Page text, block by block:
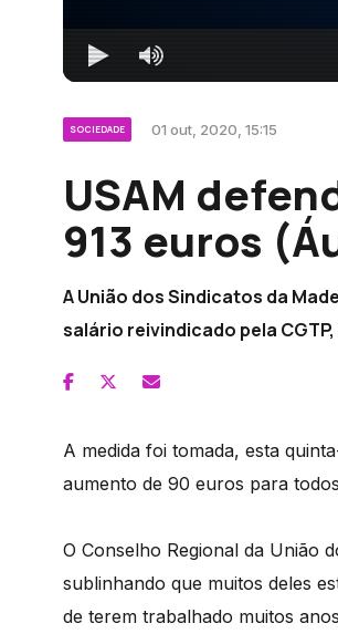
SOCIEDADE 01 out, 2020, 15:15
USAM
913 euros
A União dos Sindicatos da
salário reivindicado pela
A medida foi tomada, esta
aumento de 90 euros para
O Conselho Regional da União
sublinhando que muitos deles
de terem trabalhado muitos